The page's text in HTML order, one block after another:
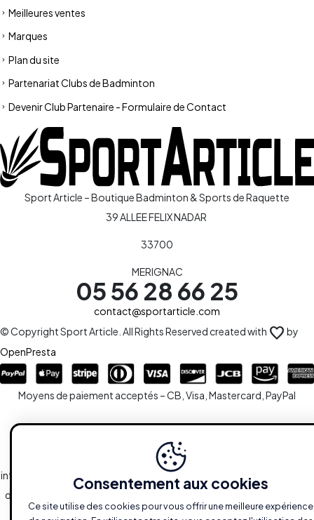
Meilleures ventes
Marques
Plan du site
Partenariat Clubs de Badminton
Devenir Club Partenaire - Formulaire de Contact
Sport Article – Boutique Badminton & Sports de Raquette
39 ALLEE FELIX NADAR
33700
MERIGNAC
05 56 28 66 25
contact@sportarticle.com
© Copyright Sport Article. All Rights Reserved created with favorite by
OpenPresta
Moyens de paiement acceptés – CB, Visa, Mastercard, PayPal
Le site est la propriété de la S.A.R.L SPORTARTICLE en sa totalité,
ainsi que l'ensemble des droits y afférents. Toute reproduction,
intégrale ou partielle, est systématiquement soumise à l'autorisation
des propriétaires. Toutefois, les liaisons du type hypertextes vers le
site sont autorisées sans demandes spécifiques.
Consentement aux cookies
Ce site utilise des cookies pour vous offrir une meilleure expérience